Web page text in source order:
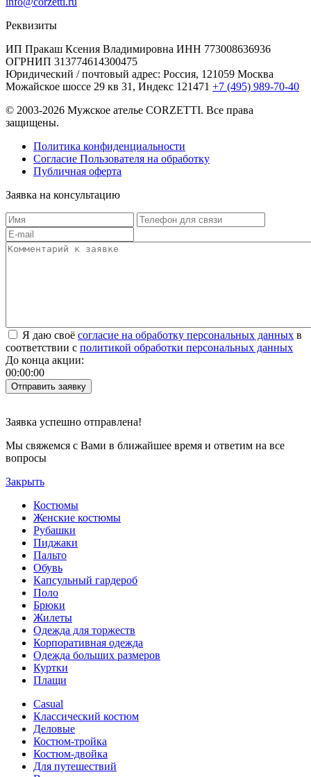
Реквизиты
ИП Пракаш Ксения Владимировна ИНН 773008636936
ОГРНИП 313774614300475
Юридический / почтовый адрес: Россия, 121059 Москва
Можайское шоссе 29 кв 31, Индекс 121471 +7 (495) 989-70-40
© 2003-2026 Мужское ателье CORZETTI. Все права
защищены.
Политика конфиденциальности
Согласие Пользователя на обработку
Публичная оферта
Заявка на консультацию
Я даю своё согласие на обработку персональных данных в
соответствии с политикой обработки персональных данных
До конца акции:
00:00:00
Заявка успешно отправлена!
Мы свяжемся с Вами в ближайшее время и ответим на все
вопросы
Закрыть
Костюмы
Женские костюмы
Рубашки
Пиджаки
Пальто
Обувь
Капсульный гардероб
Поло
Брюки
Жилеты
Одежда для торжеств
Корпоративная одежда
Одежда больших размеров
Куртки
Плащи
Casual
Классический костюм
Деловые
Костюм-тройка
Костюм-двойка
Для путешествий